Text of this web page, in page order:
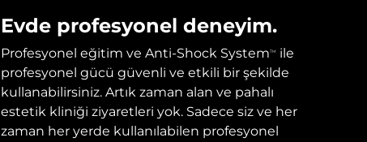
Evde profesyonel deneyim.
Profesyonel eğitim ve Anti-Shock SystemTM
ile
profesyonel gücü güvenli ve etkili bir şekilde
kullanabilirsiniz. Artık zaman alan ve pahalı
estetik kliniği ziyaretleri yok. Sadece siz ve her
zaman her yerde kullanılabilen profesyonel